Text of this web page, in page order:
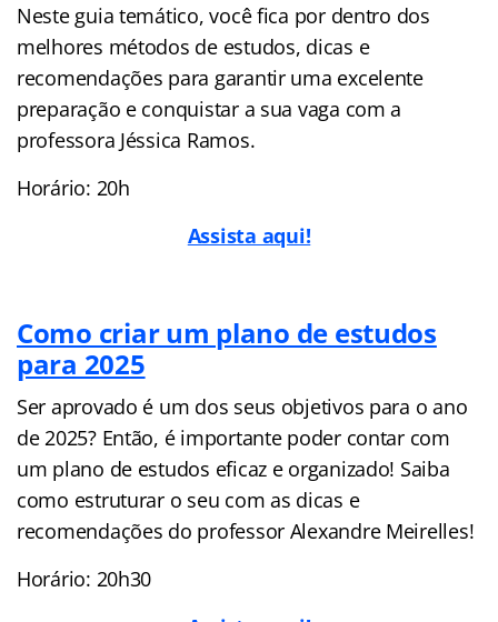
Neste guia temático, você fica por dentro dos
melhores métodos de estudos, dicas e
recomendações para garantir uma excelente
preparação e conquistar a sua vaga com a
professora Jéssica Ramos.
Horário: 20h
Assista aqui!
Como criar um plano de estudos
para 2025
Ser aprovado é um dos seus objetivos para o ano
de 2025? Então, é importante poder contar com
um plano de estudos eficaz e organizado! Saiba
como estruturar o seu com as dicas e
recomendações do professor Alexandre Meirelles!
Horário: 20h30